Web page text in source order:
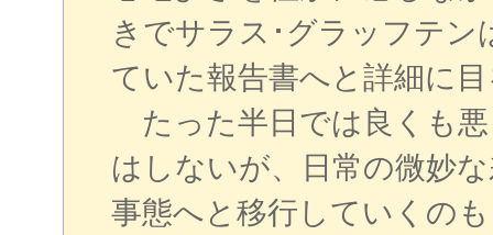
きでサラス･グラッフテ
ていた報告書へと詳細に
たった半日では良くも
はしないが、日常の微妙
事態へと移行していくの